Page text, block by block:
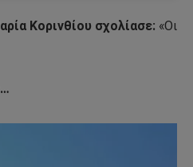
Κορινθίου σχολίασε: «Οι